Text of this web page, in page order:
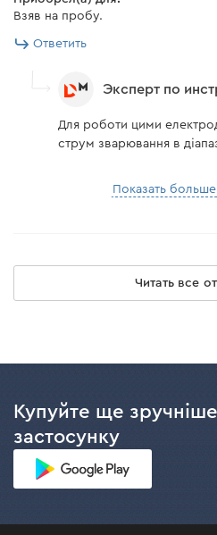
Взяв на пробу.
Ответить
Эксперт по
Для роботи цими
струм зварювання в
Показать
Читать все
Купуйте ще
застосунку